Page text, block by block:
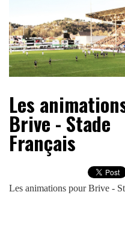
Les
Brive - Stade
Français
Les animations pour Brive -